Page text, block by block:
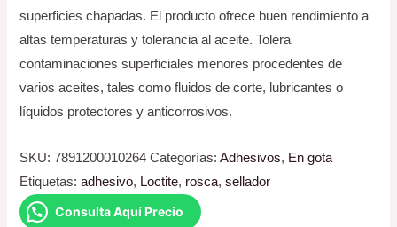
superficies chapadas. El producto ofrece buen rendimiento a
altas temperaturas y tolerancia al aceite. Tolera
contaminaciones superficiales menores procedentes de
varios aceites, tales como fluidos de corte, lubricantes o
líquidos protectores y anticorrosivos.
SKU:7891200010264 Categorías:Adhesivos, En gota
Etiquetas:adhesivo, Loctite, rosca,sellador
Consulta Aquí Precio